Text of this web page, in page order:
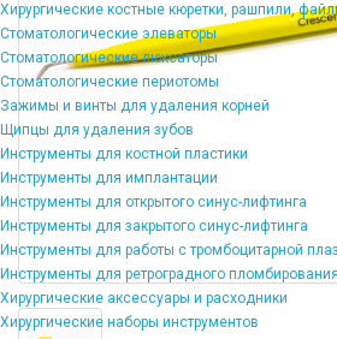
Хирургические костные кюретки, рашпили,
Стоматологические элеваторы
Стоматологические люксаторы
Стоматологические периотомы
Зажимы и винты для удаления корней
Щипцы для удаления зубов
Инструменты для костной пластики
Инструменты для имплантации
Инструменты для открытого синус-лифтинга
Инструменты для закрытого синус-лифтинга
Инструменты для работы с тромбоцитарной
Инструменты для ретроградного пломбирования
Хирургические аксессуары и расходники
Хирургические наборы инструментов